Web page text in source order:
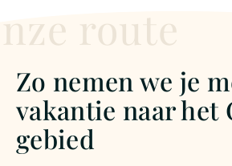
route
Zo nemen we je
vakantie naar het
gebied